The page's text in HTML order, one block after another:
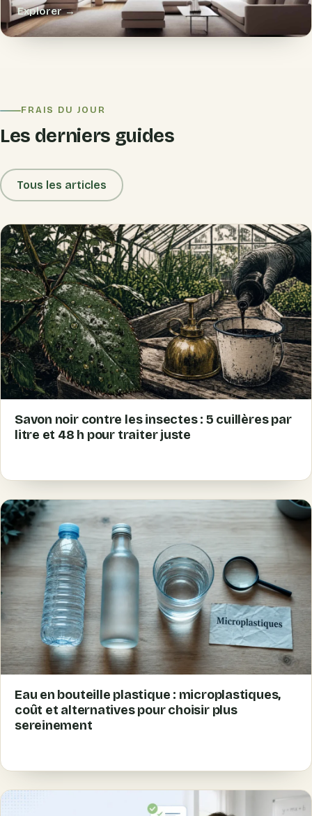
Explorer →
FRAIS DU JOUR
Les derniers guides
Tous les articles
Savon noir contre les insectes : 5 cuillères par
litre et 48 h pour traiter juste
Eau en bouteille plastique : microplastiques,
coût et alternatives pour choisir plus
sereinement